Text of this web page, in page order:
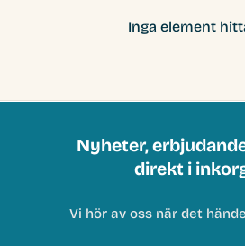
Inga element
Nyheter,
direkt i
Vi hör av oss när det